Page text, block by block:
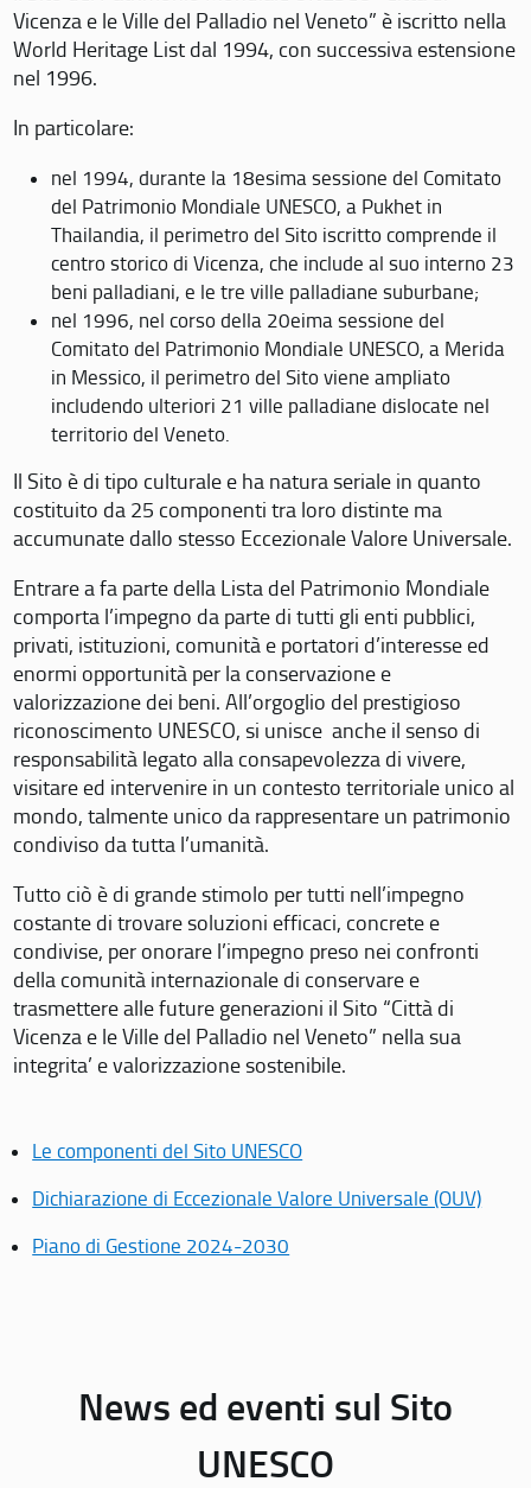
Vicenza e le Ville del Palladio nel Veneto” è iscritto nella
World Heritage List dal 1994, con successiva estensione
nel 1996.
In particolare:
nel 1994, durante la 18esima sessione del Comitato
del Patrimonio Mondiale UNESCO, a Pukhet in
Thailandia, il perimetro del Sito iscritto comprende il
centro storico di Vicenza, che include al suo interno 23
beni palladiani, e le tre ville palladiane suburbane;
nel 1996, nel corso della 20eima sessione del
Comitato del Patrimonio Mondiale UNESCO, a Merida
in Messico, il perimetro del Sito viene ampliato
includendo ulteriori 21 ville palladiane dislocate nel
territorio del Veneto.
Il Sito è di tipo culturale e ha natura seriale in quanto
costituito da 25 componenti tra loro distinte ma
accumunate dallo stesso Eccezionale Valore Universale.
Entrare a fa parte della Lista del Patrimonio Mondiale
comporta l’impegno da parte di tutti gli enti pubblici,
privati, istituzioni, comunità e portatori d’interesse ed
enormi opportunità per la conservazione e
valorizzazione dei beni. All’orgoglio del prestigioso
riconoscimento UNESCO, si unisce anche il senso di
responsabilità legato alla consapevolezza di vivere,
visitare ed intervenire in un contesto territoriale unico al
mondo, talmente unico da rappresentare un patrimonio
condiviso da tutta l’umanità.
Tutto ciò è di grande stimolo per tutti nell’impegno
costante di trovare soluzioni efficaci, concrete e
condivise, per onorare l’impegno preso nei confronti
della comunità internazionale di conservare e
trasmettere alle future generazioni il Sito “Città di
Vicenza e le Ville del Palladio nel Veneto” nella sua
integrita’ e valorizzazione sostenibile.
Le componenti del Sito UNESCO
Dichiarazione di Eccezionale Valore Universale (OUV)
Piano di Gestione 2024-2030
News ed eventi sul Sito
UNESCO